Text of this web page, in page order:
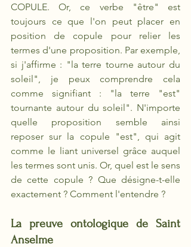
COPULE. Or, ce verbe "être" est
toujours ce que l'on peut placer en
position de copule pour relier les
termes d'une proposition. Par exemple,
si j'affirme : "la terre tourne autour du
soleil", je peux comprendre cela
comme signifiant : "la terre "est"
tournante autour du soleil". N'importe
quelle proposition semble ainsi
reposer sur la copule "est", qui agit
comme le liant universel grâce auquel
les termes sont unis. Or, quel est le sens
de cette copule ? Que désigne-t-elle
exactement ? Comment l'entendre ?
La preuve ontologique de Saint